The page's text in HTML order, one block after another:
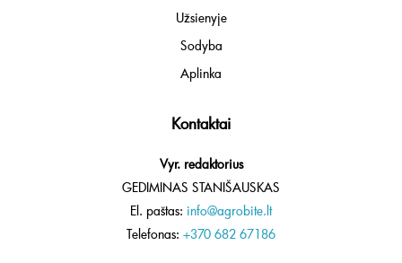
Užsienyje
Sodyba
Aplinka
Kontaktai
Vyr. redaktorius
GEDIMINAS STANIŠAUSKAS
El. paštas: info@agrobite.lt
Telefonas: +370 682 67186